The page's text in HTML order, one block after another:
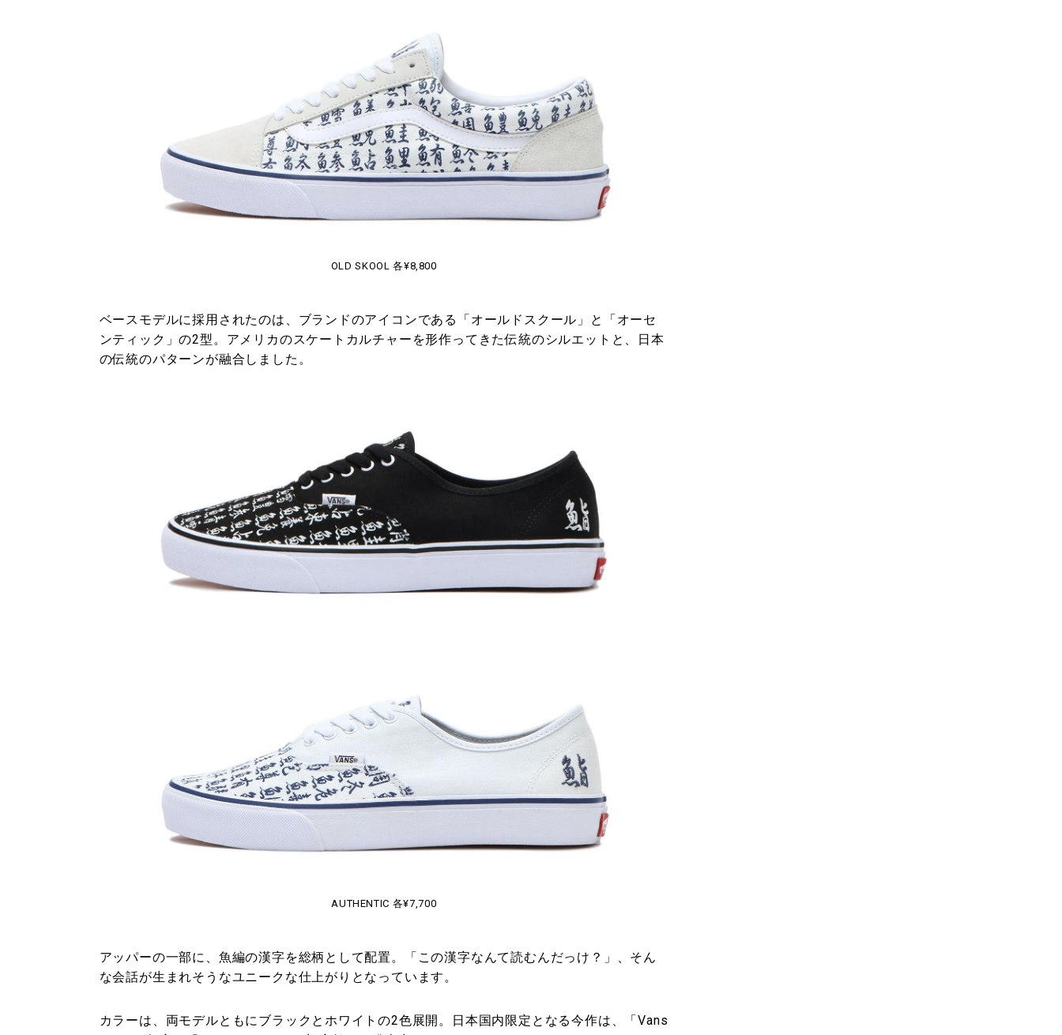
OLD SKOOL 各¥8,800
ベースモデルに採用されたのは、ブランドのアイコンである「オールドスクール」と「オーセ
ンティック」の2型。アメリカのスケートカルチャーを形作ってきた伝統のシルエットと、日本
の伝統のパターンが融合しました。
AUTHENTIC 各¥7,700
アッパーの一部に、魚編の漢字を総柄として配置。「この漢字なんて読むんだっけ？」、そん
な会話が生まれそうなユニークな仕上がりとなっています。
カラーは、両モデルともにブラックとホワイトの2色展開。日本国内限定となる今作は、「Vans